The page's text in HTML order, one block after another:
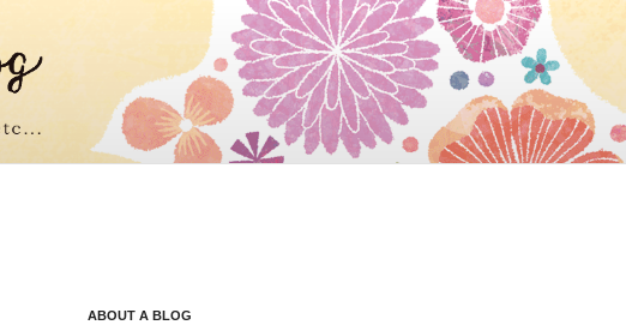
ABOUT A BLOG